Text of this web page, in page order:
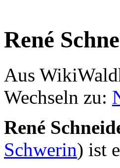
René
Aus
Wechseln zu:
René
Schwerin) ist